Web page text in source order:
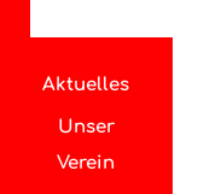
Aktuelles
Unser
Verein